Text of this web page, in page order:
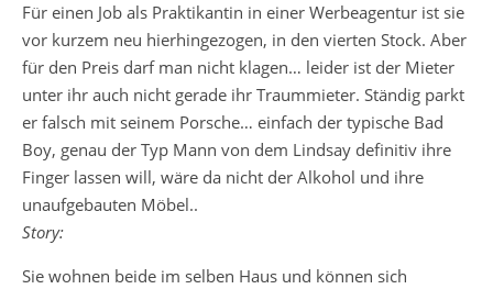
Für einen Job als Praktikantin in einer Werbeagentur ist sie
vor kurzem neu hierhingezogen, in den vierten Stock. Aber
für den Preis darf man nicht klagen… leider ist der Mieter
unter ihr auch nicht gerade ihr Traummieter. Ständig parkt
er falsch mit seinem Porsche… einfach der typische Bad
Boy, genau der Typ Mann von dem Lindsay definitiv ihre
Finger lassen will, wäre da nicht der Alkohol und ihre
unaufgebauten Möbel..
Story:
Sie wohnen beide im selben Haus und können sich